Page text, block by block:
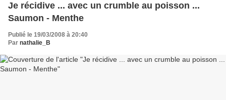
Je récidive ... avec un crumble au poisson ...
Saumon - Menthe
Publié le 19/03/2008 à 20:40
Par nathalie_B